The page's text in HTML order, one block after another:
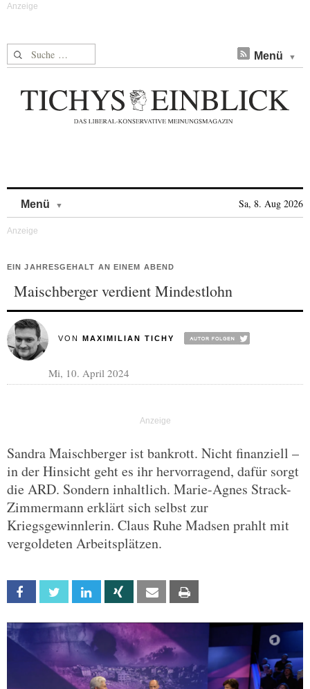
Suche nach: Menü
Menü Sa, 8. Aug 2026
EIN JAHRESGEHALT AN EINEM ABEND
Maischberger verdient Mindestlohn
VON MAXIMILIAN TICHY
Mi, 10. April 2024
Sandra Maischberger ist bankrott. Nicht finanziell –
in der Hinsicht geht es ihr hervorragend, dafür sorgt
die ARD. Sondern inhaltlich. Marie-Agnes Strack-
Zimmermann erklärt sich selbst zur
Kriegsgewinnlerin. Claus Ruhe Madsen prahlt mit
vergoldeten Arbeitsplätzen.
Facebook Twitter Linkedin Xing Email